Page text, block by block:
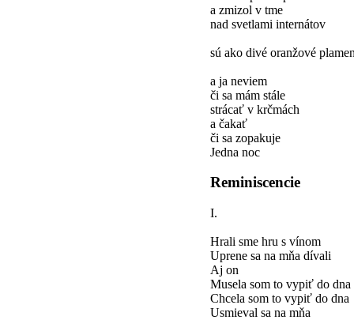
a zmizol v tme
nad svetlami internátov
sú ako divé oranžové
a ja neviem
či sa mám stále
strácať v krčmách
a čakať
či sa zopakuje
Jedna noc
Reminiscencie
I.
Hrali sme hru s vínom
Uprene sa na mňa dívali
Aj on
Musela som to vypiť do dna
Chcela som to vypiť do dna
Usmieval sa na mňa